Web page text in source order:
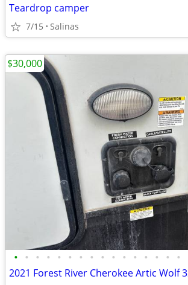
Teardrop camper
7/15 Salinas
• • • • • • • • • • • • • • • •
2021 Forest River Cherokee Artic Wolf
$30,000